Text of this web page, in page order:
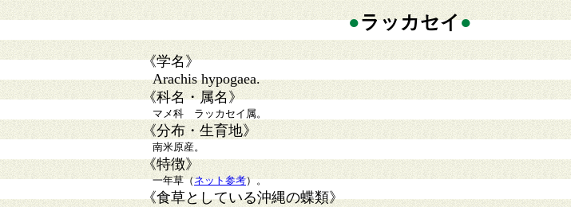
●ラッカセイ●
《学名》
Arachis hypogaea.
《科名・属名》
マメ科 ラッカセイ属。
《分布・生育地》
南米原産。
《特徴》
一年草（ネット参考）。
《食草としている沖縄の蝶類》